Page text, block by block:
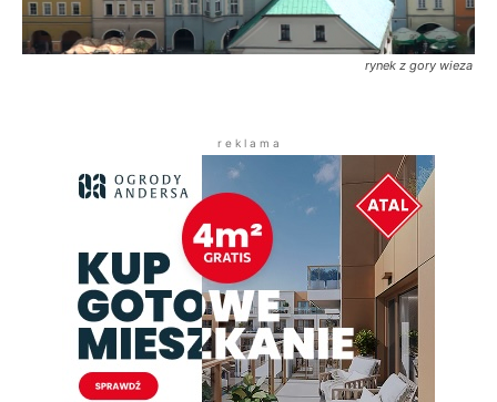
rynek z gory wieza
r e k l a m a